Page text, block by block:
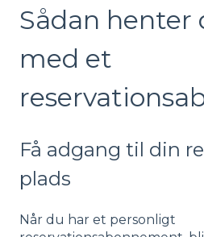
Sådan henter
med et
Få adgang til din
plads
Når du har et personligt